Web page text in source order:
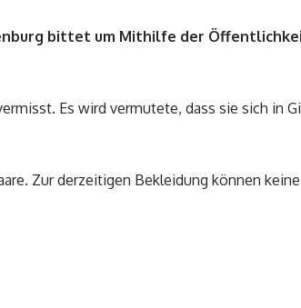
bittet um Mithilfe der
Es wird vermutete, dass sie sich in
Zur derzeitigen Bekleidung können keine